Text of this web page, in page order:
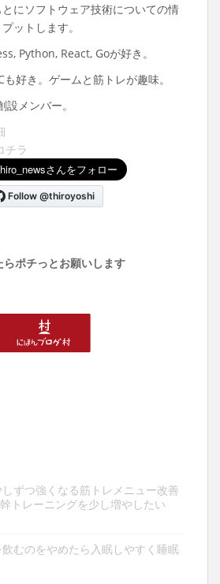
にソフトウェア技術についての情
ットします。
Python, React, Goが好き。
好き。ゲームと筋トレが趣味。
設メンバー。
チラ
らポチっとお願いします
ずつ強くなる筋トレメニュー改善
トレーニングを少し増やしたい
むのをやめたら入眠しやすく睡眠